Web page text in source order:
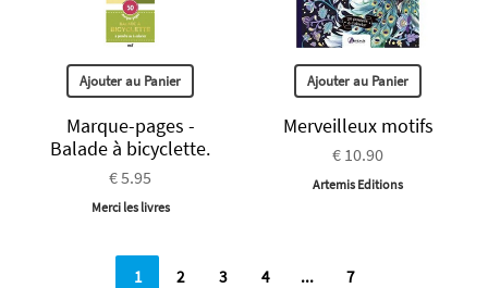
Ajouter au Panier
Marque-pages -
Balade à bicyclette.
€ 5.95
Merci les livres
Ajouter au Panier
Merveilleux motifs
€ 10.90
Artemis Editions
1 2 3 4 ... 7